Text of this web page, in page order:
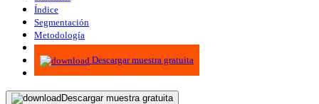
Índice
Segmentación
Metodología
Infografías
Descargar muestra gratuita
Descargar muestra gratuita